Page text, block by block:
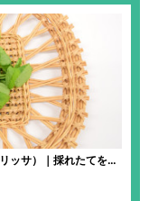
ッサ）｜採れたてをお
記憶力や学習機能の維
る効果も！